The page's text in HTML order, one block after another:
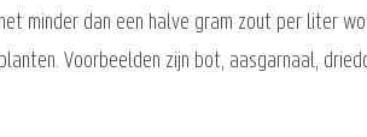
minder dan een halve gram zout per liter
Voorbeelden zijn bot, aasgarnaal,